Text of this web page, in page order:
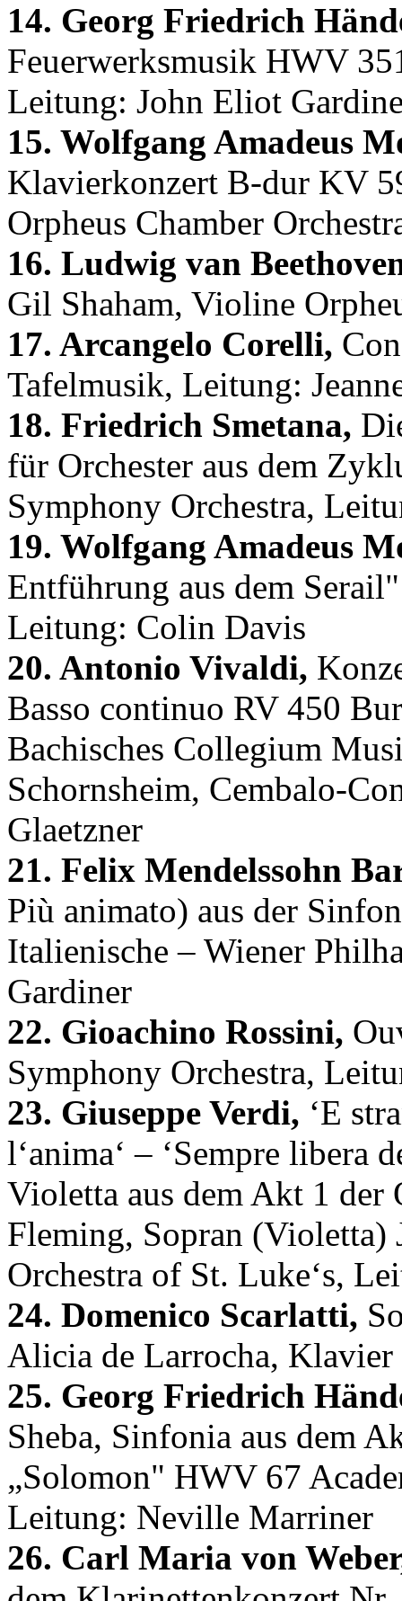
14. Georg Friedrich
Feuerwerksmusik HWV
Leitung: John Eliot
15. Wolfgang Amadeus
Klavierkonzert B-dur KV
Orpheus Chamber
16. Ludwig van
Gil Shaham, Violine
17. Arcangelo Corelli,
Tafelmusik, Leitung:
18. Friedrich Smetana,
für Orchester aus dem
Symphony Orchestra,
19. Wolfgang Amadeus
Entführung aus dem
Leitung: Colin Davis
20. Antonio Vivaldi,
Basso continuo RV 450
Bachisches Collegium
Schornsheim, Cembalo-
Glaetzner
21. Felix Mendelssohn
Più animato) aus der
Italienische – Wiener
Gardiner
22. Gioachino Rossini,
Symphony Orchestra,
23. Giuseppe Verdi, ‘E
l‘anima‘ – ‘Sempre libera
Violetta aus dem Akt 1 der
Fleming, Sopran (Violetta)
Orchestra of St. Luke‘s,
24. Domenico Scarlatti,
Alicia de Larrocha, Klavier
25. Georg Friedrich
Sheba, Sinfonia aus dem
„Solomon" HWV 67
Leitung: Neville Marriner
26. Carl Maria von